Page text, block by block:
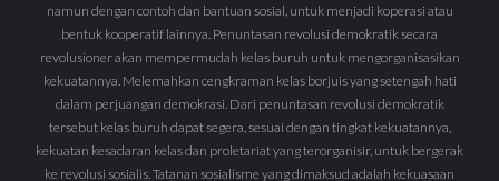
namun dengan contoh dan bantuan sosial, untuk menjadi koperasi atau
bentuk kooperatif lainnya. Penuntasan revolusi demokratik secara
revolusioner akan mempermudah kelas buruh untuk mengorganisasikan
kekuatannya. Melemahkan cengkraman kelas borjuis yang setengah hati
dalam perjuangan demokrasi. Dari penuntasan revolusi demokratik
tersebut kelas buruh dapat segera, sesuai dengan tingkat kekuatannya,
kekuatan kesadaran kelas dan proletariat yang terorganisir, untuk bergerak
ke revolusi sosialis. Tatanan sosialisme yang dimaksud adalah kekuasaan